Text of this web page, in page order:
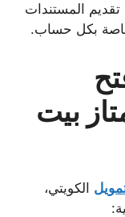
المستندات
بكل حساب.
بيت
الكويتي،